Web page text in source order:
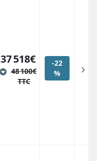
37 518€
48 100€
TTC
-22
%